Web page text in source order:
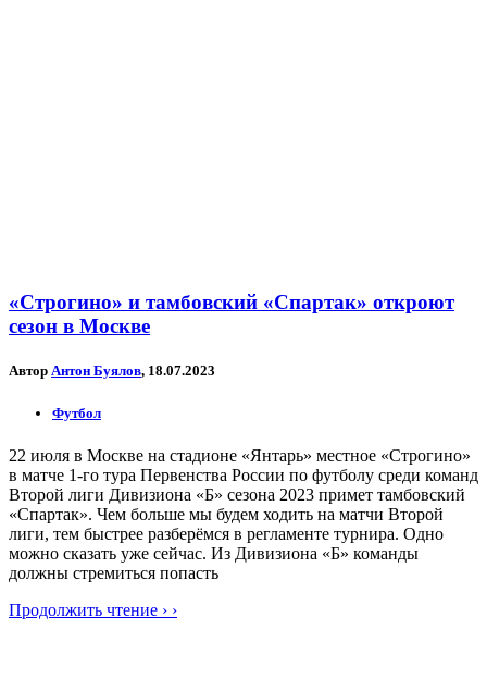
«Строгино» и тамбовский «Спартак» откроют
сезон в Москве
Автор Антон Буялов, 18.07.2023
Футбол
22 июля в Москве на стадионе «Янтарь» местное «Строгино»
в матче 1-го тура Первенства России по футболу среди команд
Второй лиги Дивизиона «Б» сезона 2023 примет тамбовский
«Спартак». Чем больше мы будем ходить на матчи Второй
лиги, тем быстрее разберёмся в регламенте турнира. Одно
можно сказать уже сейчас. Из Дивизиона «Б» команды
должны стремиться попасть
Продолжить чтение › ›